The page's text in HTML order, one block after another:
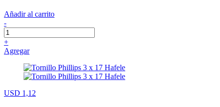
Añadir al carrito
-
+
Agregar
USD 1,12